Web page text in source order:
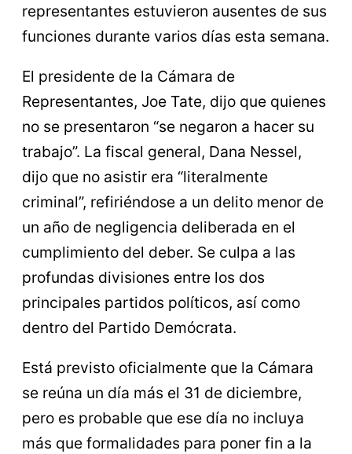
representantes estuvieron ausentes de sus
funciones durante varios días esta semana.
El presidente de la Cámara de
Representantes, Joe Tate, dijo que quienes
no se presentaron “se negaron a hacer su
trabajo”. La fiscal general, Dana Nessel,
dijo que no asistir era “literalmente
criminal”, refiriéndose a un delito menor de
un año de negligencia deliberada en el
cumplimiento del deber. Se culpa a las
profundas divisiones entre los dos
principales partidos políticos, así como
dentro del Partido Demócrata.
Está previsto oficialmente que la Cámara
se reúna un día más el 31 de diciembre,
pero es probable que ese día no incluya
más que formalidades para poner fin a la